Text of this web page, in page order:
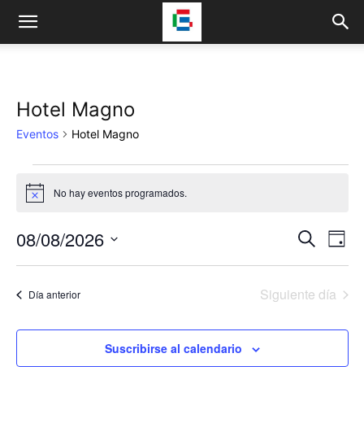
Hotel Magno
Eventos Hotel Magno
Eventos
en
08/08/2026
Aviso No hay eventos programados.
de
y
vistas
Buscar
de
Día
08/08/2026
fecha.
Día anterior Siguiente día
Suscribirse al calendario